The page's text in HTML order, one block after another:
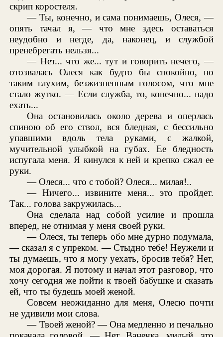
скрип коростеля.
— Ты, конечно, и сама понимаешь, Олеся, —
опять тачал я, — что мне здесь оставаться
неудобно и негде, да, наконец, и службой
пренебрегать нельзя...
— Нет... что же... тут и говорить нечего, —
отозвалась Олеся как будто бы спокойно, но
таким глухим, безжизненным голосом, что мне
стало жутко. — Если служба, то, конечно... надо
ехать...
Она остановилась около дерева и оперлась
спиною об его ствол, вся бледная, с бессильно
упавшими вдоль тела руками, с жалкой,
мучительной улыбкой на губах. Ее бледность
испугала меня. Я кинулся к ней и крепко сжал ее
руки.
— Олеся... что с тобой? Олеся... милая!..
— Ничего... извините меня... это пройдет.
Так... голова закружилась...
Она сделала над собой усилие и прошла
вперед, не отнимая у меня своей руки.
— Олеся, ты теперь обо мне дурно подумала,
— сказал я с упреком. — Стыдно тебе! Неужели и
ты думаешь, что я могу уехать, бросив тебя? Нет,
моя дорогая. Я потому и начал этот разговор, что
хочу сегодня же пойти к твоей бабушке и сказать
ей, что ты будешь моей женой.
Совсем неожиданно для меня, Олесю почти
не удивили мои слова.
— Твоей женой? — Она медленно и печально